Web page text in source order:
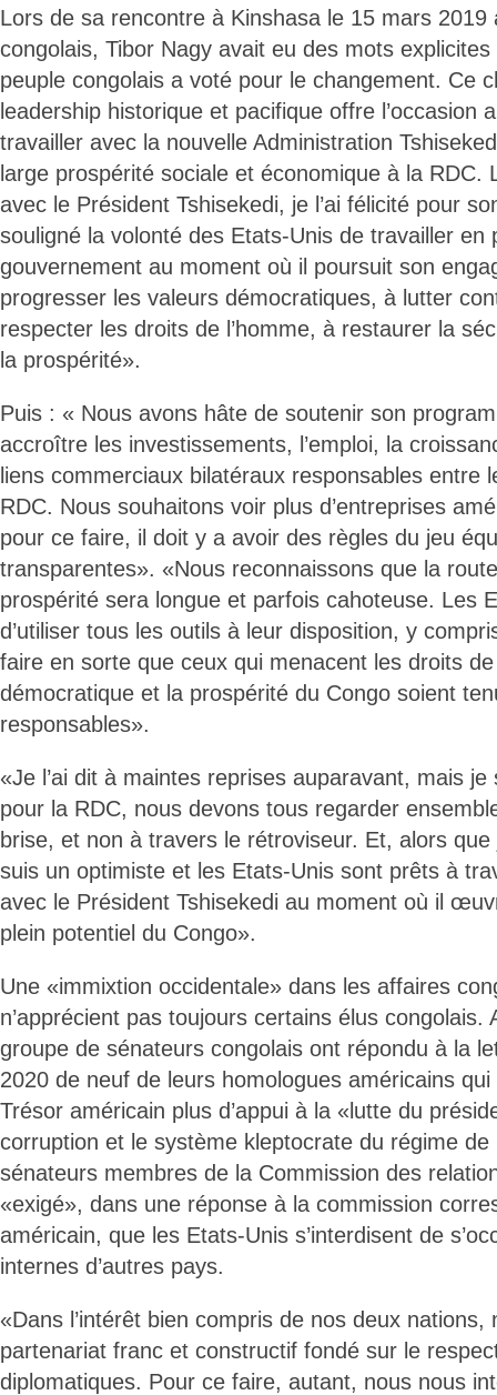
Lors de sa rencontre à Kinshasa le 15 mars 2019
congolais, Tibor Nagy avait eu des mots
peuple congolais a voté pour le changement. Ce
leadership historique et pacifique offre l’occasion
travailler avec la nouvelle Administration
large prospérité sociale et économique à la RDC.
avec le Président Tshisekedi, je l’ai félicité pour
souligné la volonté des Etats-Unis de travailler en
gouvernement au moment où il poursuit son
progresser les valeurs démocratiques, à lutter
respecter les droits de l’homme, à restaurer la
la prospérité».
Puis : « Nous avons hâte de soutenir son
accroître les investissements, l’emploi, la
liens commerciaux bilatéraux responsables entre
RDC. Nous souhaitons voir plus d’entreprises
pour ce faire, il doit y a avoir des règles du jeu
transparentes». «Nous reconnaissons que la
prospérité sera longue et parfois cahoteuse. Les
d’utiliser tous les outils à leur disposition, y
faire en sorte que ceux qui menacent les droits
démocratique et la prospérité du Congo soient
responsables».
«Je l’ai dit à maintes reprises auparavant, mais
pour la RDC, nous devons tous regarder
brise, et non à travers le rétroviseur. Et, alors
suis un optimiste et les Etats-Unis sont prêts à
avec le Président Tshisekedi au moment où il
plein potentiel du Congo».
Une «immixtion occidentale» dans les affaires
n’apprécient pas toujours certains élus congolais.
groupe de sénateurs congolais ont répondu à la
2020 de neuf de leurs homologues américains
Trésor américain plus d’appui à la «lutte du
corruption et le système kleptocrate du régime de
sénateurs membres de la Commission des
«exigé», dans une réponse à la commission
américain, que les Etats-Unis s’interdisent de
internes d’autres pays.
«Dans l’intérêt bien compris de nos deux nations,
partenariat franc et constructif fondé sur le
diplomatiques. Pour ce faire, autant, nous nous